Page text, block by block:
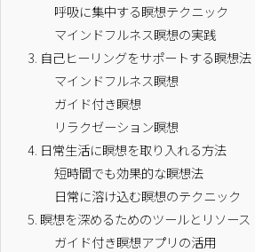
呼吸に集中する瞑想テクニック
マインドフルネス瞑想の実践
3. 自己ヒーリングをサポートする瞑想法
マインドフルネス瞑想
ガイド付き瞑想
リラクゼーション瞑想
4. 日常生活に瞑想を取り入れる方法
短時間でも効果的な瞑想法
日常に溶け込む瞑想のテクニック
5. 瞑想を深めるためのツールとリソース
ガイド付き瞑想アプリの活用